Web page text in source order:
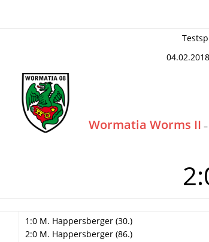
Wormatia Worms II –
1:0 M. Happersberger (30.)
2:0 M. Happersberger (86.)